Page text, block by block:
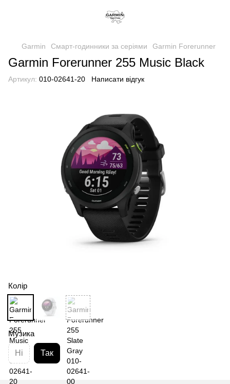
Garmin Смарт-годинники за серіями Garmin Forerunner
Garmin Forerunner 255 Music Black
Артикул: 010-02641-20 Написати відгук
Колір
Музика
Ні Так